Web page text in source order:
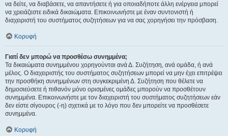
να δείτε, να διαβάσετε, να απαντήσετε ή για οποιαδήποτε άλλη ενέργεια μπορεί
να χρειάζεστε ειδικά δικαιώματα. Επικοινωνήστε με έναν συντονιστή ή
διαχειριστή του συστήματος συζητήσεων για να σας χορηγήσει την πρόσβαση.
Κορυφή
Γιατί δεν μπορώ να προσθέσω συνημμένα;
Τα δικαιώματα συνημμένου χορηγούνται ανά Δ. Συζήτηση, ανά ομάδα, ή ανά
μέλος. Ο διαχειριστής του συστήματος συζητήσεων μπορεί να μην έχει επιτρέψει
την προσθήκη συνημμένων στη συγκεκριμένη Δ. Συζήτηση που θέλετε να
δημοσιεύσετε ή πιθανόν μόνο ορισμένες ομάδες μπορούν να προσθέτουν
συνημμένα. Επικοινωνήστε με τον διαχειριστή του συστήματος συζητήσεων εάν
δεν είστε σίγουρος (-η) σχετικά με το λόγο που δεν μπορείτε να προσθέσετε
συνημμένα.
Κορυφή